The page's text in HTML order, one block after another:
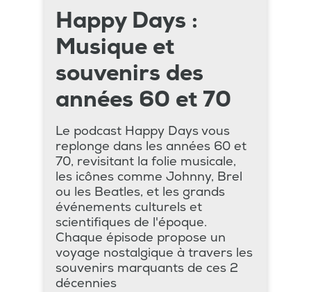
Happy Days :
Musique et
souvenirs des
années 60 et 70
Le podcast Happy Days vous
replonge dans les années 60 et
70, revisitant la folie musicale,
les icônes comme Johnny, Brel
ou les Beatles, et les grands
événements culturels et
scientifiques de l'époque.
Chaque épisode propose un
voyage nostalgique à travers les
souvenirs marquants de ces 2
décennies